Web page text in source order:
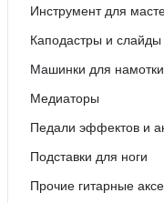
Инструмент для
Каподастры и слайды
Машинки для намотки
Медиаторы
Педали эффектов и
Подставки для ноги
Прочие гитарные